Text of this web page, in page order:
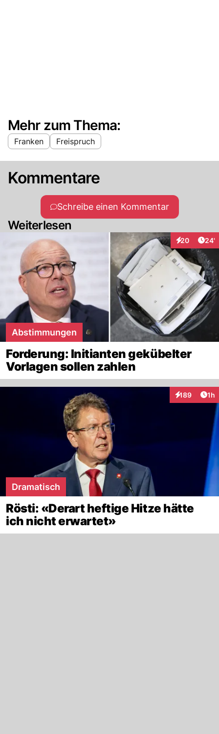
Mehr zum Thema:
Franken Freispruch
Kommentare
Schreibe einen Kommentar
Weiterlesen
20
Interaktionen
24'
Abstimmungen
Forderung: Initianten gekübelter
Vorlagen sollen zahlen
189
Interaktionen
1h
Dramatisch
Rösti: «Derart heftige Hitze hätte
ich nicht erwartet»